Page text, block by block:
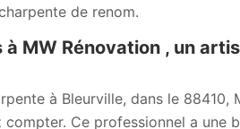
de renom.
MW Rénovation , un
à Bleurville, dans le 88410,
Ce professionnel a une